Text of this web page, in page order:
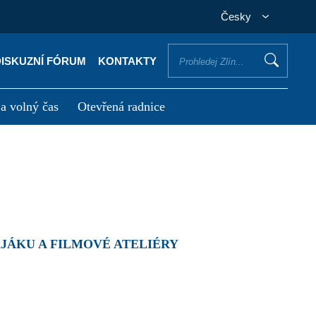
Česky
FÓRUM KONTAKTY
volný čas Otevřená radnice
A FILMOVÉ ATELIÉRY